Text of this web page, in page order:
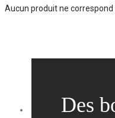
Aucun produit ne correspond
Des